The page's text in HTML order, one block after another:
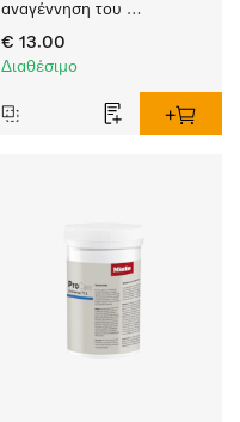
αναγέννηση του
ενσωματωμένου
αποσκληρυντικού.
€ 13.00
Διαθέσιμο